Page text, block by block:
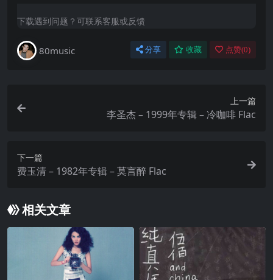
下载遇到问题？可联系客服或反馈
80music 分享 收藏 点赞(0)
上一篇
李圣杰 – 1999年专辑 – 冷咖啡 Flac
下一篇
费玉清 – 1982年专辑 – 莫言醉 Flac
相关文章